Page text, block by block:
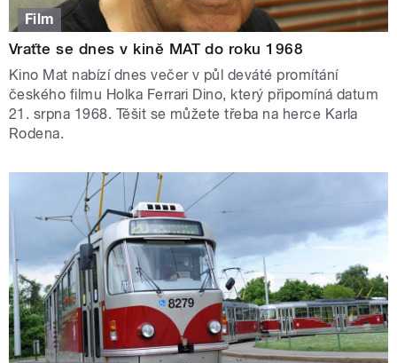
Film
Vraťte se dnes v kině MAT do roku 1968
Kino Mat nabízí dnes večer v půl deváté promítání
českého filmu Holka Ferrari Dino, který připomíná datum
21. srpna 1968. Těšit se můžete třeba na herce Karla
Rodena.